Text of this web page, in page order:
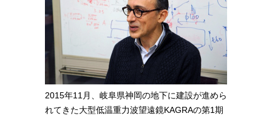
2015年11月、岐阜県神岡の地下に建設が進めら
れてきた大型低温重力波望遠鏡KAGRAの第1期